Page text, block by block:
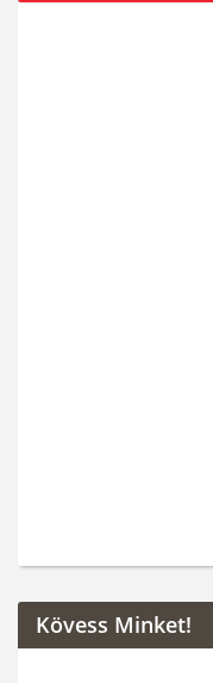
Kövess Minket!